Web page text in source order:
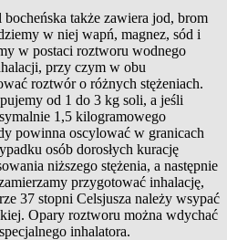
także zawiera jod, brom
w niej wapń, magnez, sód i
w postaci roztworu wodnego
przy czym w obu
roztwór o różnych stężeniach.
od 1 do 3 kg soli, a jeśli
1,5 kilogramowego
powinna oscylować w granicach
osób dorosłych kurację
niższego stężenia, a następnie
przygotować inhalację,
37 stopni Celsjusza należy wsypać
Opary roztworu można wdychać
inhalatora.